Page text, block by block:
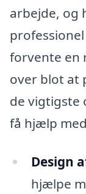
arbejde, og
forvente en
over blot at
de vigtigste
få hjælp
Design
hjælpe